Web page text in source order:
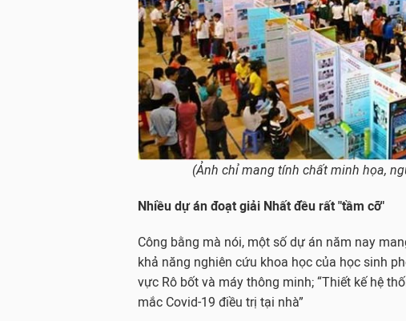
(Ảnh chỉ mang tính chất minh họa,
Nhiều dự án đoạt giải Nhất đều rất "tầm cỡ"
Công bằng mà nói, một số dự án năm nay
khả năng nghiên cứu khoa học của học sinh
vực Rô bốt và máy thông minh; “Thiết kế hệ
mắc Covid-19 điều trị tại nhà”